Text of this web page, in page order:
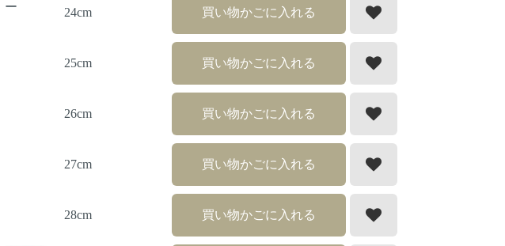
ー 24cm 買い物かごに入れる
25cm 買い物かごに入れる
26cm 買い物かごに入れる
27cm 買い物かごに入れる
28cm 買い物かごに入れる